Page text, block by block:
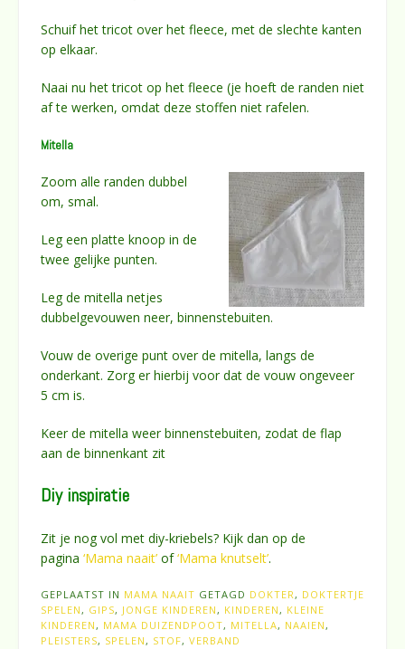
Schuif het tricot over het fleece, met de slechte kanten
op elkaar.
Naai nu het tricot op het fleece (je hoeft de randen niet
af te werken, omdat deze stoffen niet rafelen.
Mitella
Zoom alle randen dubbel
om, smal.
Leg een platte knoop in de
twee gelijke punten.
Leg de mitella netjes
dubbelgevouwen neer, binnenstebuiten.
Vouw de overige punt over de mitella, langs de
onderkant. Zorg er hierbij voor dat de vouw ongeveer
5 cm is.
Keer de mitella weer binnenstebuiten, zodat de flap
aan de binnenkant zit
Diy inspiratie
Zit je nog vol met diy-kriebels? Kijk dan op de
pagina ‘Mama naait’ of‘Mama knutselt’.
GEPLAATST IN MAMA NAAIT GETAGD DOKTER, DOKTERTJE
SPELEN, GIPS, JONGE KINDEREN, KINDEREN, KLEINE
KINDEREN, MAMA DUIZENDPOOT, MITELLA, NAAIEN,
PLEISTERS, SPELEN, STOF, VERBAND